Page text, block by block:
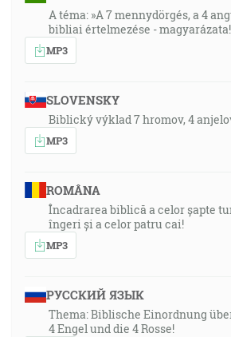
A téma: »A 7 mennydörgés, a 4
bibliai értelmezése -
MP3
SLOVENSKY
Biblický výklad 7 hromov, 4
MP3
ROMÂNA
Încadrarea biblică a celor șapte
îngeri și a celor patru cai!
MP3
РУССКИЙ ЯЗЫК
Thema: Biblische Einordnung
4 Engel und die 4 Rosse!